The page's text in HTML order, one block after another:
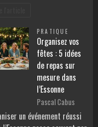
PRATIQUE
Organisez vos
fêtes : 5 idées
de repas sur
mesure dans
l’Essonne
Pascal Cabus
un événement réussi